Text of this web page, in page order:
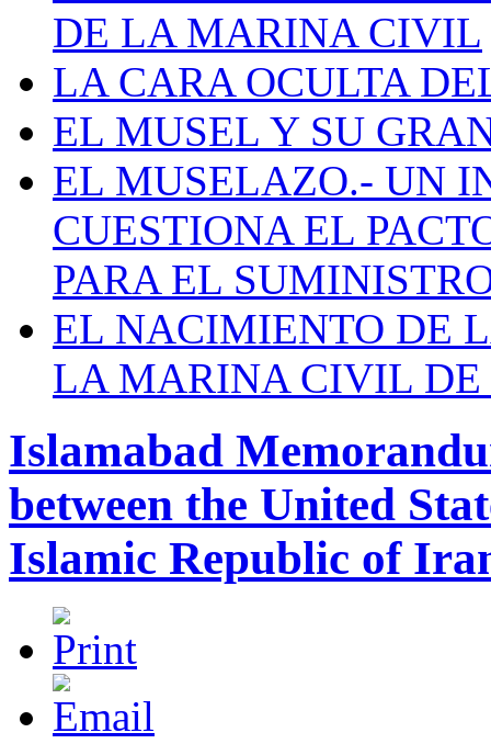
DE LA MARINA CIVIL
LA CARA OCULTA
EL MUSEL Y SU
EL MUSELAZO.- UN
CUESTIONA EL
PARA EL
EL NACIMIENTO DE
LA MARINA CIVIL DE
Islamabad
between the United
Islamic Republic of